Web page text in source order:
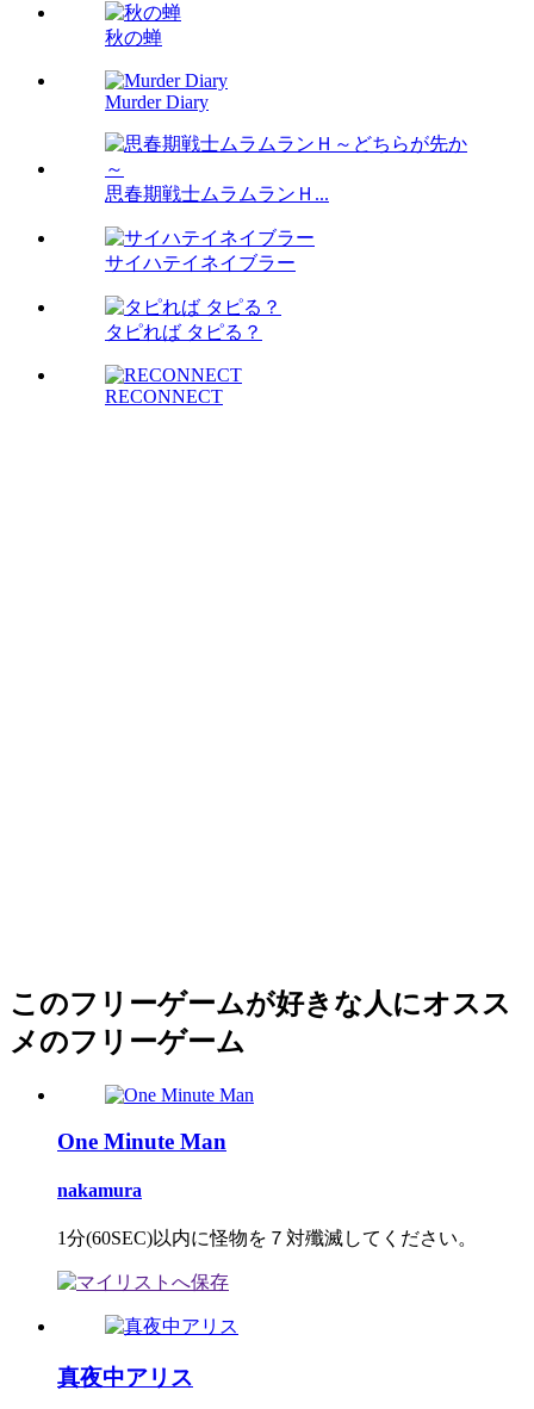
秋の蝉
Murder Diary
思春期戦士ムラムランＨ...
サイハテイネイブラー
タピれば タピる？
RECONNECT
このフリーゲームが好きな人にオスス
メのフリーゲーム
One Minute Man
nakamura
1分(60SEC)以内に怪物を７対殲滅してください。
真夜中アリス